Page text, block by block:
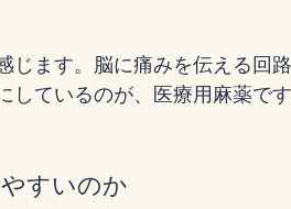
じます。脳に痛みを伝える回
ているのが、医療用麻薬です
すいのか